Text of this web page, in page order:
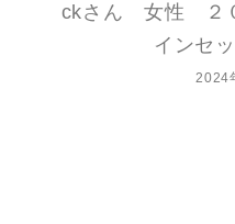
ckさん 女性 ２
インセ
2024